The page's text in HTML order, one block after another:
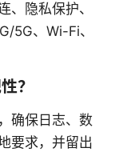
、隐私保护、
5G、Wi-Fi、
？
确保日志、数
要求，并留出